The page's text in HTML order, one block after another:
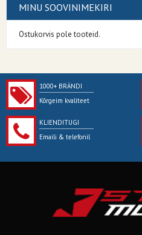
MINU SOOVINIMEKIRI
Ostukorvis pole tooteid.
1000+ BRÄNDI
Kõrgeim kvaliteet
KLIENDITUGI
Emaili & telefonil